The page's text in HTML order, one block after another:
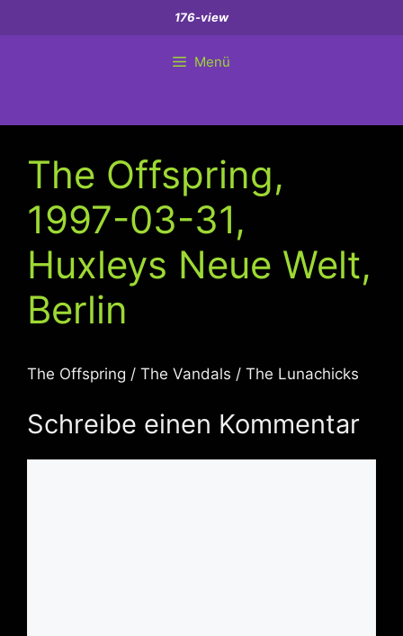
Inhalt
176-view
Menü
The Offspring,
1997-03-31,
Huxleys Neue Welt,
Berlin
The Offspring / The Vandals / The Lunachicks
Schreibe einen Kommentar